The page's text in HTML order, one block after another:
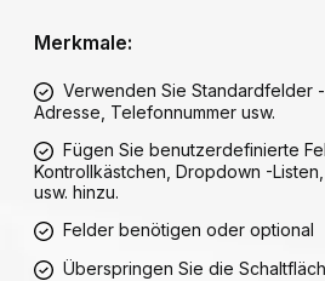
Merkmale:
Verwenden Sie Standardfelder
Adresse, Telefonnummer usw.
Fügen Sie benutzerdefinierte
Kontrollkästchen, Dropdown -
usw. hinzu.
Felder benötigen oder optional
Überspringen Sie die